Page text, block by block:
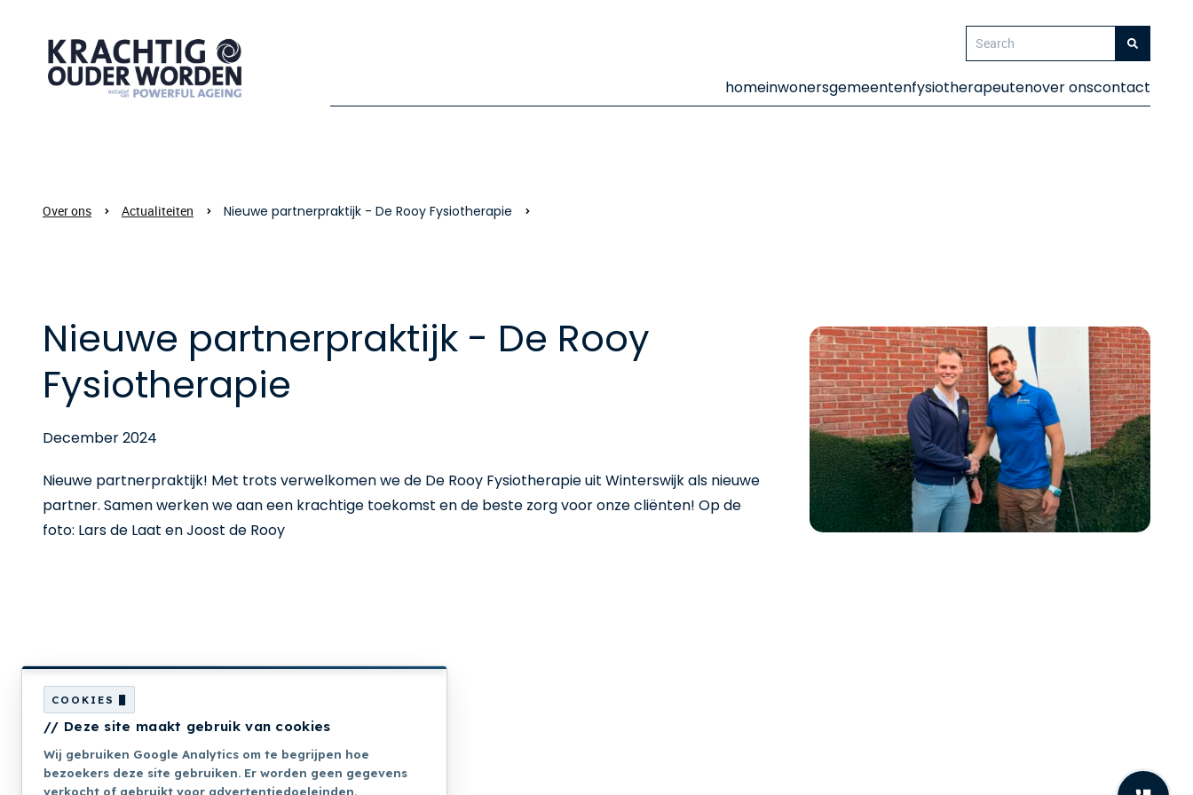
homeinwonersgemeentenfysiotherapeutenover onscontact
Over ons Actualiteiten Nieuwe partnerpraktijk - De Rooy Fysiotherapie
Nieuwe partnerpraktijk - De Rooy
Fysiotherapie
December 2024
Nieuwe partnerpraktijk! Met trots verwelkomen we de De Rooy Fysiotherapie uit Winterswijk als nieuwe
partner. Samen werken we aan een krachtige toekomst en de beste zorg voor onze cliënten! Op de
foto: Lars de Laat en Joost de Rooy
Krachtig Ouder Worden is
een programma van:
Actualiteiten
Onderzoek
COOKIES
// Deze site maakt gebruik van cookies
Wij gebruiken Google Analytics om te begrijpen hoe
bezoekers deze site gebruiken. Er worden geen gegevens
verkocht of gebruikt voor advertentiedoeleinden.